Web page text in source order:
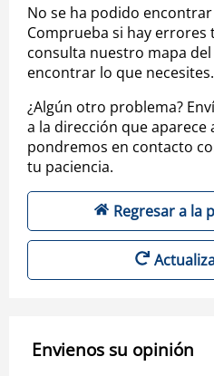
No se ha podido
Comprueba si hay errores
consulta nuestro mapa
encontrar lo que necesites.
¿Algún otro problema?
a la dirección que aparece
pondremos en contacto
tu paciencia.
Regresar a la
Envienos su opinión